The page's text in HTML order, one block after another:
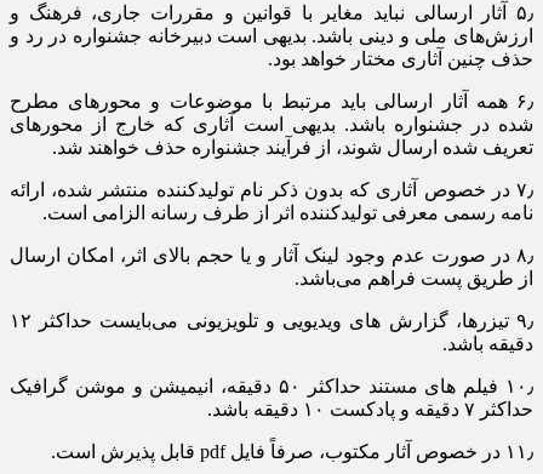
۵٫ آثار ارسالی نباید مغایر با قوانین و مقررات جاری، فرهنگ و
ارزش‌های ملی و دینی باشد. بدیهی است دبیرخانه جشنواره در رد و
حذف چنین آثاری مختار خواهد بود.
۶٫ همه آثار ارسالی باید مرتبط با موضوعات و محورهای مطرح
شده در جشنواره باشد. بدیهی است آثاری که خارج از محورهای
تعریف شده ارسال شوند، از فرآیند جشنواره حذف خواهند شد.
۷٫ در خصوص آثاری که بدون ذکر نام تولیدکننده منتشر شده، ارائه
نامه رسمی معرفی تولیدکننده اثر از طرف رسانه الزامی است.
۸٫ در صورت عدم وجود لینک آثار و یا حجم بالای اثر، امکان ارسال
از طریق پست فراهم می‌باشد.
۹٫ تیزرها، گزارش های ویدیویی و تلویزیونی می‌بایست حداکثر ۱۲
دقیقه باشد.
۱۰٫ فیلم های مستند حداکثر ۵۰ دقیقه، انیمیشن و موشن گرافیک
حداکثر ۷ دقیقه و پادکست ۱۰ دقیقه باشد.
۱۱٫ در خصوص آثار مکتوب، صرفاً فایل pdf قابل پذیرش است.